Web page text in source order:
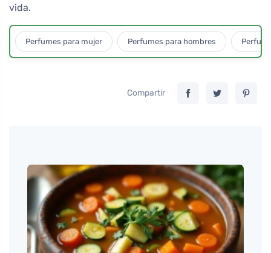
vida.
Perfumes para mujer Perfumes para hombres
Compartir